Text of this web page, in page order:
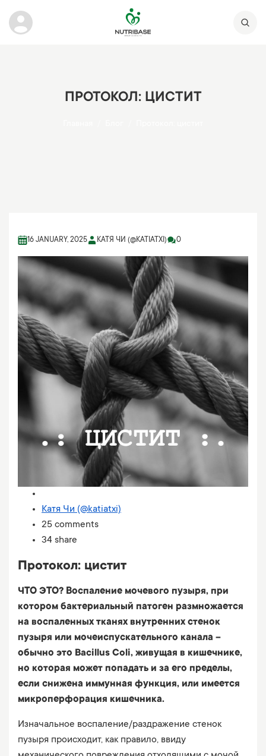
ПРОТОКОЛ: ЦИСТИТ
16 JANUARY, 2025 КАТЯ ЧИ (@KATIATXI) 0
Катя Чи (@katiatxi)
25 comments
34 share
Протокол: цистит
ЧТО ЭТО? Воспаление мочевого пузыря, при
котором бактериальный патоген размножается
на воспаленных тканях внутренних стенок
пузыря или мочеиспускательного канала –
обычно это Bacillus Coli, живущая в кишечнике,
но которая может попадать и за его пределы,
если снижена иммунная функция, или имеется
микроперфорация кишечника.
Изначальное воспаление/раздражение стенок
пузыря происходит, как правило, ввиду